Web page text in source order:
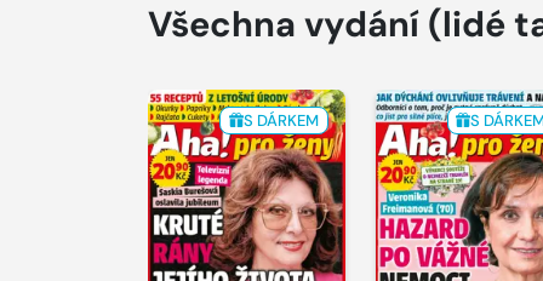
Všechna vydání (lidé
S DÁRKEM S